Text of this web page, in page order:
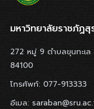
มหาวิทยาลัยราชภัฏสุ
272 หมู่ 9 ตำบลขุนทะเล
84100
โทรศัพท์: 077-913333
อีเมล: